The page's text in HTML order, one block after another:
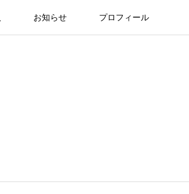
お知らせ プロフィール